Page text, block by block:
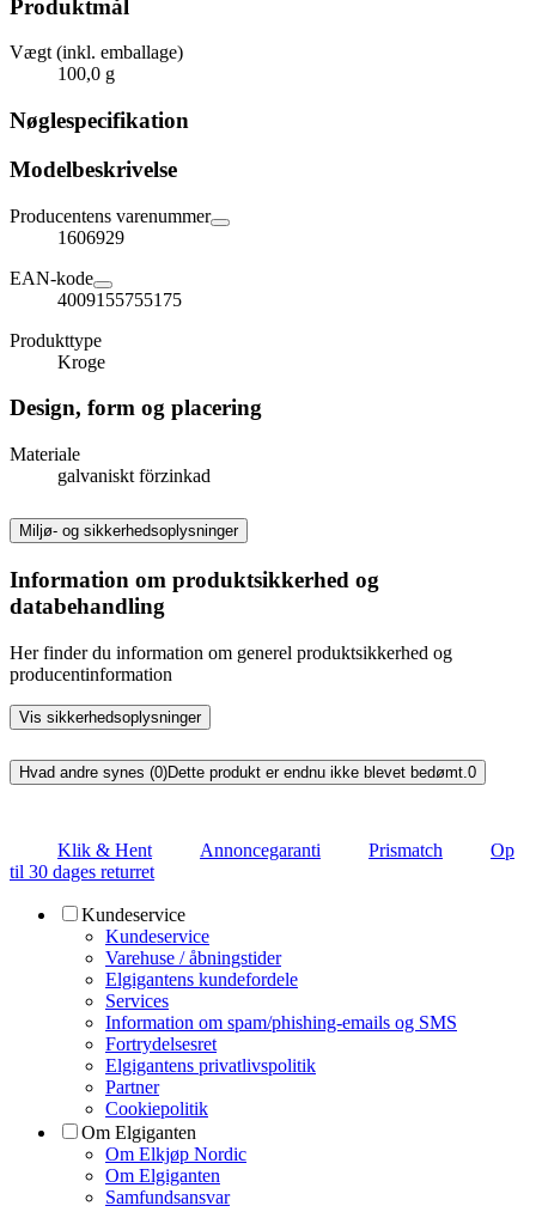
Produktmål
Vægt (inkl. emballage)
100,0 g
Nøglespecifikation
Modelbeskrivelse
Producentens varenummer
1606929
EAN-kode
4009155755175
Produkttype
Kroge
Design, form og placering
Materiale
galvaniskt förzinkad
Miljø- og sikkerhedsoplysninger
Information om produktsikkerhed og
databehandling
Her finder du information om generel produktsikkerhed og
producentinformation
Vis sikkerhedsoplysninger
Hvad andre synes (0)Dette produkt er endnu ikke blevet bedømt.0
Klik & Hent Annoncegaranti Prismatch
Op
til 30 dages returret
Kundeservice
Kundeservice
Varehuse / åbningstider
Elgigantens kundefordele
Services
Information om spam/phishing-emails og SMS
Fortrydelsesret
Elgigantens privatlivspolitik
Partner
Cookiepolitik
Om Elgiganten
Om Elkjøp Nordic
Om Elgiganten
Samfundsansvar